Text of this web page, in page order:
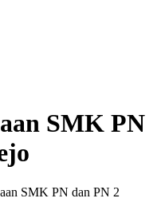
SMK PN
SMK PN dan PN 2